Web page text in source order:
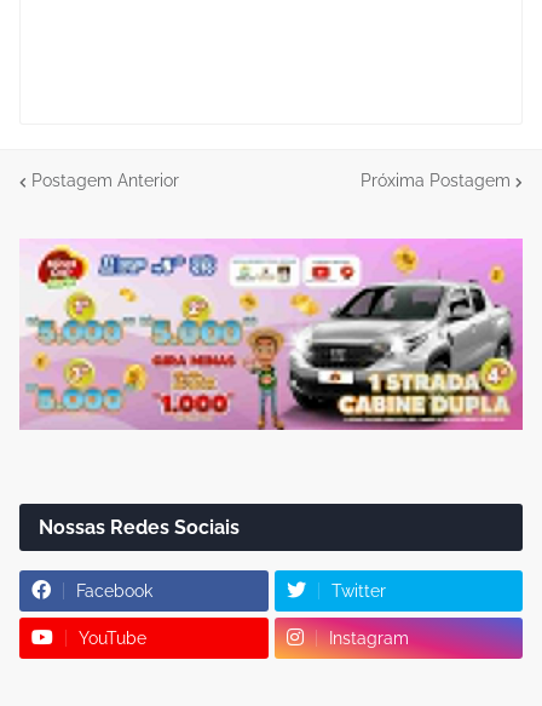
Postagem Anterior Próxima Postagem
Nossas Redes Sociais
Facebook Twitter
YouTube Instagram